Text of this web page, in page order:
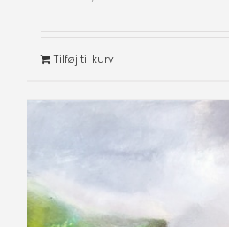
Tilføj til kurv